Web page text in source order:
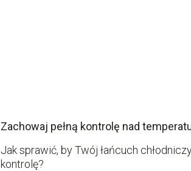
Zachowaj pełną kontrolę nad
Jak sprawić, by Twój łańcuch
kontrolę?